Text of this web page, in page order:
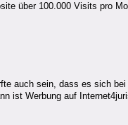
über 100.000 Visits pro
auch sein, dass es sich
ist Werbung auf